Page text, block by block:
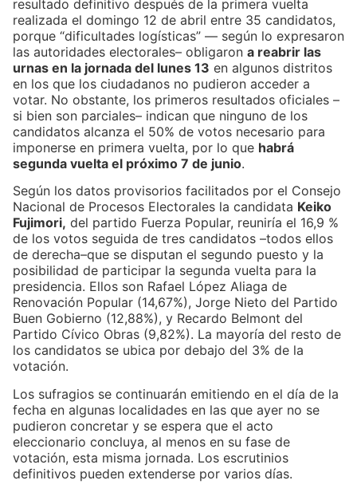
resultado definitivo después de la primera vuelta
realizada el domingo 12 de abril entre 35 candidatos,
porque “dificultades logísticas” — según lo expresaron
las autoridades electorales– obligaron a reabrir las
urnas en la jornada del lunes 13 en algunos distritos
en los que los ciudadanos no pudieron acceder a
votar. No obstante, los primeros resultados oficiales –
si bien son parciales– indican que ninguno de los
candidatos alcanza el 50% de votos necesario para
imponerse en primera vuelta, por lo que habrá
segunda vuelta el próximo 7 de junio.
Según los datos provisorios facilitados por el Consejo
Nacional de Procesos Electorales la candidata Keiko
Fujimori, del partido Fuerza Popular, reuniría el 16,9 %
de los votos seguida de tres candidatos –todos ellos
de derecha–que se disputan el segundo puesto y la
posibilidad de participar la segunda vuelta para la
presidencia. Ellos son Rafael López Aliaga de
Renovación Popular (14,67%), Jorge Nieto del Partido
Buen Gobierno (12,88%), y Recardo Belmont del
Partido Cívico Obras (9,82%). La mayoría del resto de
los candidatos se ubica por debajo del 3% de la
votación.
Los sufragios se continuarán emitiendo en el día de la
fecha en algunas localidades en las que ayer no se
pudieron concretar y se espera que el acto
eleccionario concluya, al menos en su fase de
votación, esta misma jornada. Los escrutinios
definitivos pueden extenderse por varios días.